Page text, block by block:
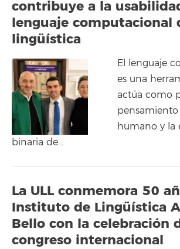
contribuye a la
lenguaje computacional
lingüística
El lenguaje
es una
actúa como
humano y la
binaria de…
La ULL conmemora 50
Instituto de Lingüística
Bello con la celebración
congreso internacional